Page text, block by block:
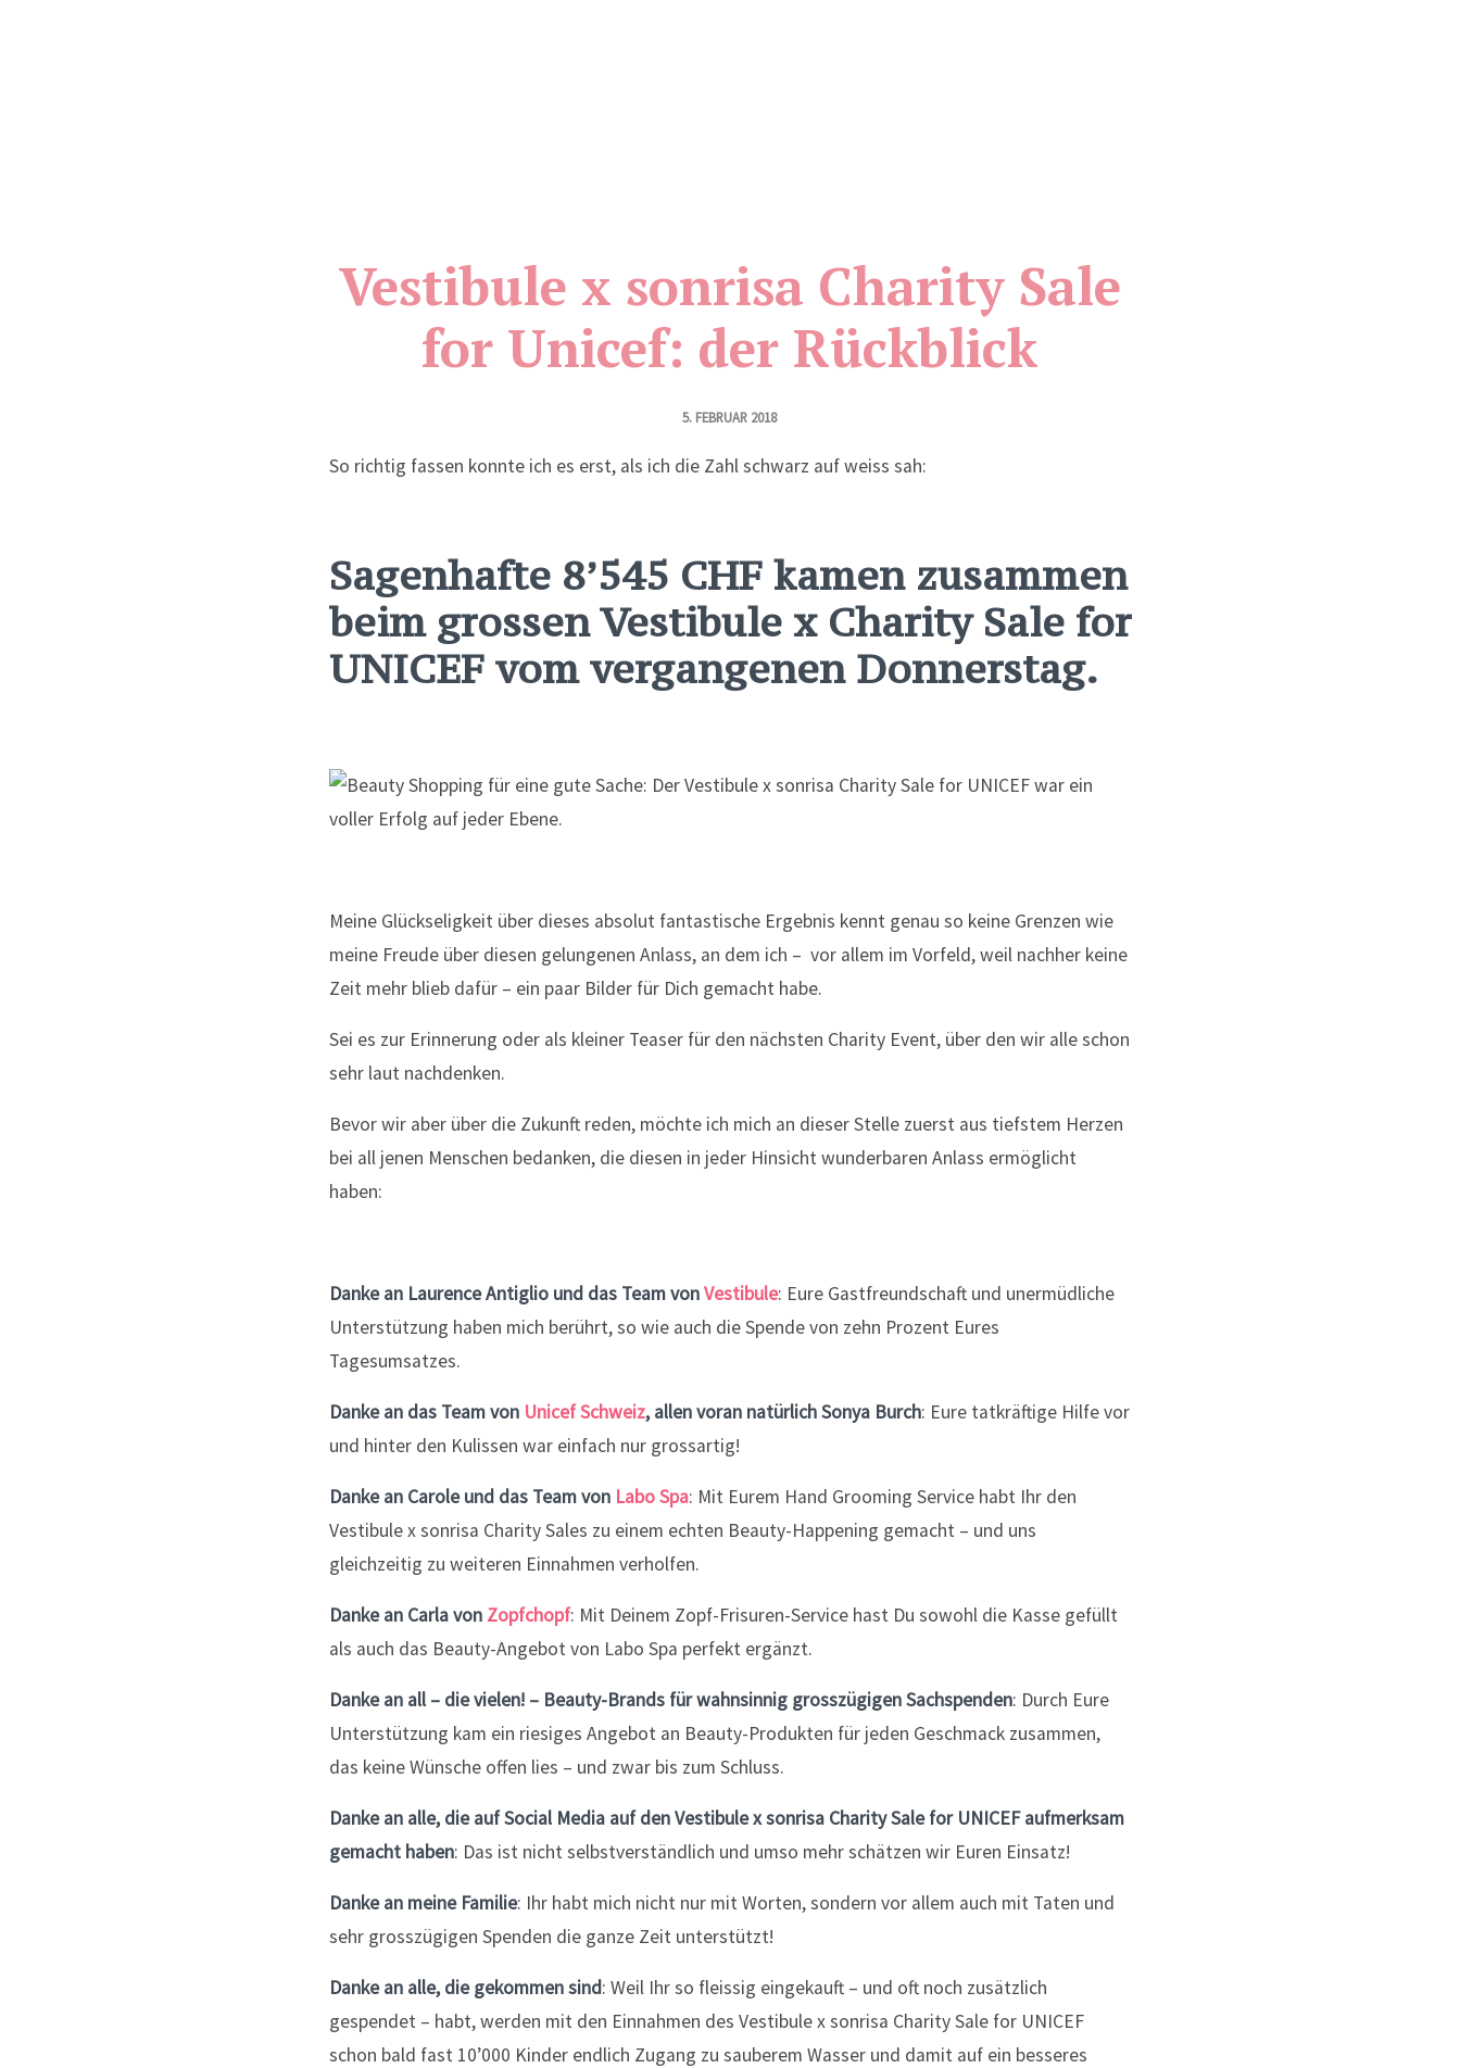
Vestibule x sonrisa Charity Sale
for Unicef: der Rückblick
5. FEBRUAR 2018
So richtig fassen konnte ich es erst, als ich die Zahl schwarz auf weiss sah:
Sagenhafte 8’545 CHF kamen zusammen
beim grossen Vestibule x Charity Sale for
UNICEF vom vergangenen Donnerstag.
Meine Glückseligkeit über dieses absolut fantastische Ergebnis kennt genau so keine Grenzen wie
meine Freude über diesen gelungenen Anlass, an dem ich – vor allem im Vorfeld, weil nachher keine
Zeit mehr blieb dafür – ein paar Bilder für Dich gemacht habe.
Sei es zur Erinnerung oder als kleiner Teaser für den nächsten Charity Event, über den wir alle schon
sehr laut nachdenken.
Bevor wir aber über die Zukunft reden, möchte ich mich an dieser Stelle zuerst aus tiefstem Herzen
bei all jenen Menschen bedanken, die diesen in jeder Hinsicht wunderbaren Anlass ermöglicht
haben:
Danke an Laurence Antiglio und das Team vonVestibule: Eure Gastfreundschaft und unermüdliche
Unterstützung haben mich berührt, so wie auch die Spende von zehn Prozent Eures
Tagesumsatzes.
Danke an das Team von Unicef Schweiz, allen voran natürlich Sonya Burch: Eure tatkräftige Hilfe vor
und hinter den Kulissen war einfach nur grossartig!
Danke an Carole und das Team von Labo Spa: Mit Eurem Hand Grooming Service habt Ihr den
Vestibule x sonrisa Charity Sales zu einem echten Beauty-Happening gemacht – und uns
gleichzeitig zu weiteren Einnahmen verholfen.
Danke an Carla von Zopfchopf: Mit Deinem Zopf-Frisuren-Service hast Du sowohl die Kasse gefüllt
als auch das Beauty-Angebot von Labo Spa perfekt ergänzt.
Danke an all – die vielen! – Beauty-Brands für wahnsinnig grosszügigen Sachspenden: Durch Eure
Unterstützung kam ein riesiges Angebot an Beauty-Produkten für jeden Geschmack zusammen,
das keine Wünsche offen lies – und zwar bis zum Schluss.
Danke an alle, die auf Social Media auf den Vestibule x sonrisa Charity Sale for UNICEF aufmerksam
gemacht haben: Das ist nicht selbstverständlich und umso mehr schätzen wir Euren Einsatz!
Danke an meine Familie: Ihr habt mich nicht nur mit Worten, sondern vor allem auch mit Taten und
sehr grosszügigen Spenden die ganze Zeit unterstützt!
Danke an alle, die gekommen sind: Weil Ihr so fleissig eingekauft – und oft noch zusätzlich
gespendet – habt, werden mit den Einnahmen des Vestibule x sonrisa Charity Sale for UNICEF
schon bald fast 10’000 Kinder endlich Zugang zu sauberem Wasser und damit auf ein besseres